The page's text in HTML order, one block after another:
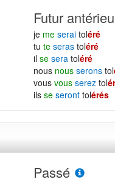
Futur
je meserai toléré
tuteseras toléré
ilsesera toléré
nous nousserons tol
vousvousserez tol
ilsseseront tolérés
Passé